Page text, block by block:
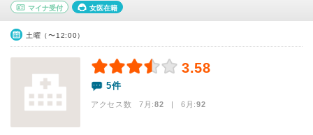
マイナ受付 女医在籍
土曜（〜12:00）
3.58
5件
アクセス数 7月:82 | 6月:92